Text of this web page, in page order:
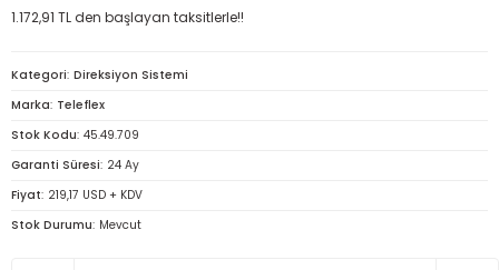
1.172,91 TL den başlayan taksitlerle!!
Kategori Direksiyon Sistemi
Marka Teleflex
Stok Kodu 45.49.709
Garanti Süresi 24 Ay
Fiyat 219,17 USD + KDV
Stok Durumu Mevcut